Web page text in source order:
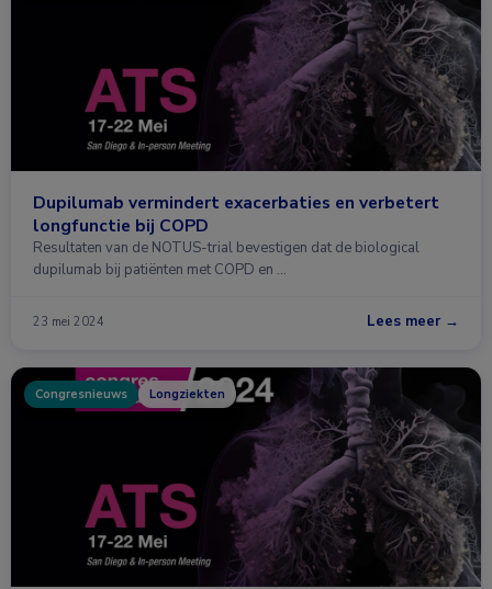
Dupilumab vermindert exacerbaties en verbetert
longfunctie bij COPD
Resultaten van de NOTUS-trial bevestigen dat de biological
dupilumab bij patiënten met COPD en …
23 mei 2024 Lees meer →
Congresnieuws Longziekten